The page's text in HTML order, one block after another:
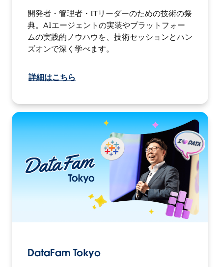
開発者・管理者・ITリーダーのための技術の祭
典。AIエージェントの実装やプラットフォー
ムの実践的ノウハウを、技術セッションとハン
ズオンで深く学べます。
詳細はこちら
DataFam Tokyo